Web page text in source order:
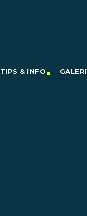
TIPS & INFO GALERI